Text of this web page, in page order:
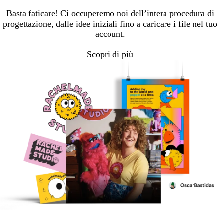
Basta faticare! Ci occuperemo noi dell’intera procedura di
progettazione, dalle idee iniziali fino a caricare i file nel tuo
account.
Scopri di più